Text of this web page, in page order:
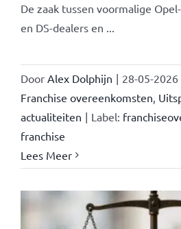
De zaak tussen voormalige
en DS-dealers en ...
Door Alex Dolphijn | 28-05-2026
Franchise overeenkomsten
actualiteiten | Label:
franchise
Lees Meer